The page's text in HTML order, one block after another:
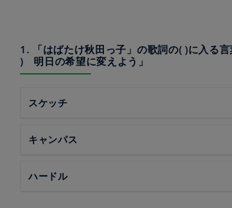
1. 「はばたけ秋田っ子」の歌詞の( )に入る
) 明日の希望に変えよう」
スケッチ
キャンパス
ハードル